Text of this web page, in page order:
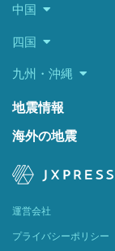
中国
四国
九州・沖縄
地震情報
海外の地震
運営会社
プライバシーポリシー